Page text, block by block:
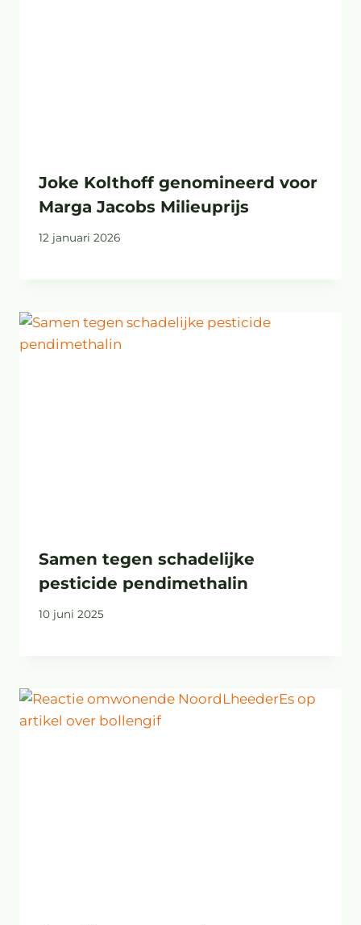
Joke Kolthoff genomineerd voor
Marga Jacobs Milieuprijs
12 januari 2026
Samen tegen schadelijke
pesticide pendimethalin
10 juni 2025